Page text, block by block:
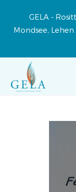
GELA -
Mondsee, Lehen